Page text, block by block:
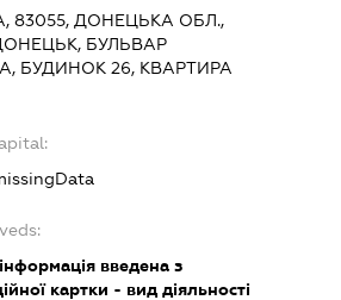
83055, ДОНЕЦЬКА ОБЛ.,
БУЛЬВАР
БУДИНОК 26, КВАРТИРА
введена з
картки - вид діяльності